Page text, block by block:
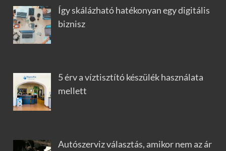
Így skálázható hatékonyan egy digitális
biznisz
5 érv a víztisztító készülék használata
mellett
Autószerviz választás, amikor nem az ár